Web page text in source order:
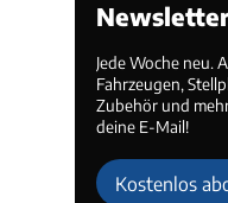
Jede Woche neu.
Fahrzeugen,
Zubehör und
deine E-Mail!
Kostenlos